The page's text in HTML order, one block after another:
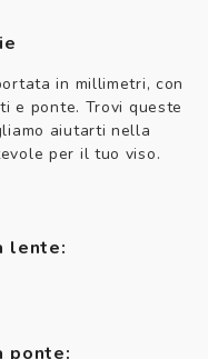
in millimetri, con
e ponte. Trovi queste
aiutarti nella
per il tuo viso.
lente:
ponte: